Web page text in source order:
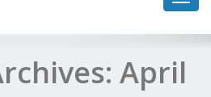
April